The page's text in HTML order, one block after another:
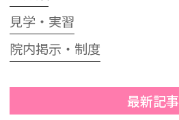
見学・実習
院内掲示・制度
最新記事